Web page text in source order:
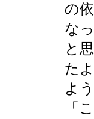
の
な
と
た
よ
「